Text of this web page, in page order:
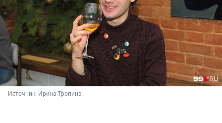
Источник: Ирина Тропина